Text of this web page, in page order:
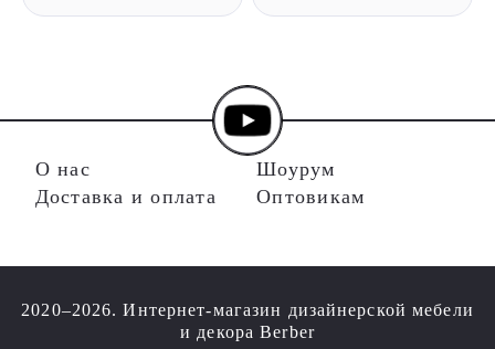
О нас
Доставка и оплата
Шоурум
Оптовикам
2020–2026. Интернет-магазин дизайнерской мебели
и декора Berber